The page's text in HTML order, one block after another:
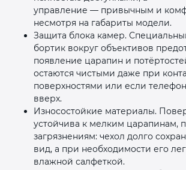
управление — привычным и
несмотря на габариты модели.
Защита блока камер.
бортик вокруг объективов
появление царапин и
остаются чистыми даже при
поверхностями или если
вверх.
Износостойкие материалы.
устойчива к мелким царапинам,
загрязнениям: чехол долго
вид, а при необходимости его
влажной салфеткой.